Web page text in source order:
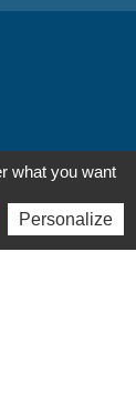
what you want
Personalize